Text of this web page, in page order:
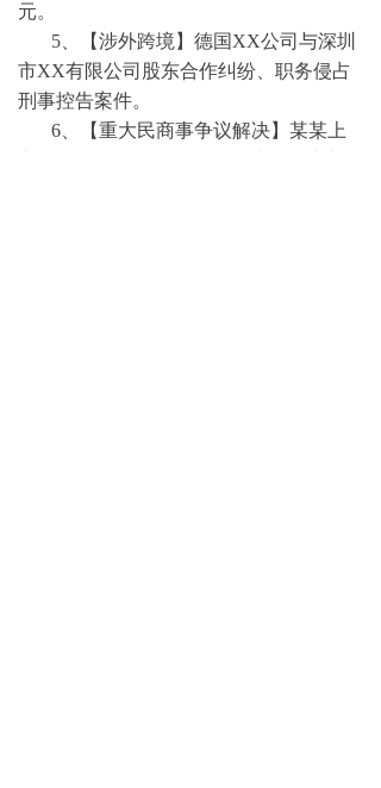
元。
5、【涉外跨境】德国XX公司与深圳
市XX有限公司股东合作纠纷、职务侵占
刑事控告案件。
6、【重大民商事争议解决】某某上